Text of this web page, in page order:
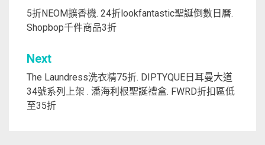
章
導
覽
5折NEOM擴香機. 24折lookfantastic聖誕倒數日曆.
Shopbop千件商品3折
Next
The Laundress洗衣精75折. DIPTYQUE日耳曼大道
34號系列上架 . 潘海利根聖誕禮盒. FWRD折扣區低
至35折